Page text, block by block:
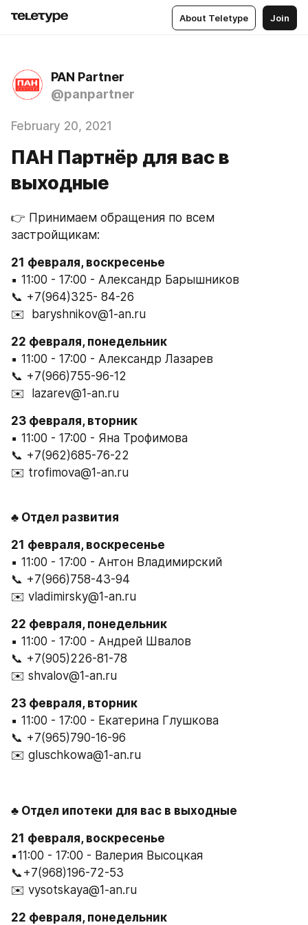
About Teletype Join
PAN Partner
@panpartner
February 20, 2021
ПАН Партнёр для вас в
выходные
👉 Принимаем обращения по всем
застройщикам:
21 февраля, воскресенье
▪️ 11:00 - 17:00 - Александр Барышников
📞 +7(964)325- 84-26
✉️  baryshnikov@1-an.ru
22 февраля, понедельник
▪️ 11:00 - 17:00 - Александр Лазарев
📞 +7(966)755-96-12
✉️  lazarev@1-an.ru
23 февраля, вторник
▪️ 11:00 - 17:00 - Яна Трофимова
📞 +7(962)685-76-22
✉️ trofimova@1-an.ru
♣️ Отдел развития
21 февраля, воскресенье
▪️ 11:00 - 17:00 - Антон Владимирский
📞 +7(966)758-43-94
✉️ vladimirsky@1-an.ru
22 февраля, понедельник
▪️ 11:00 - 17:00 - Андрей Швалов
📞 +7(905)226-81-78
✉️ shvalov@1-an.ru
23 февраля, вторник
▪️ 11:00 - 17:00 - Екатерина Глушкова
📞 +7(965)790-16-96
✉️ gluschkowa@1-an.ru
♣️ Отдел ипотеки для вас в выходные
21 февраля, воскресенье
▪️11:00 - 17:00 - Валерия Высоцкая
📞+7(968)196-72-53
✉️ vysotskaya@1-an.ru
22 февраля, понедельник